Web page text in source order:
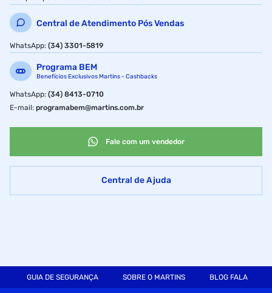
Central de Atendimento Pós Vendas
WhatsApp: (34) 3301-5819
Programa BEM
Benefícios Exclusivos Martins - Cashbacks
WhatsApp: (34) 8413-0710
E-mail: programabem@martins.com.br
Fale com um vendedor
Central de Ajuda
GUIA DE SEGURANÇA SOBRE O MARTINS BLOG FALA MART